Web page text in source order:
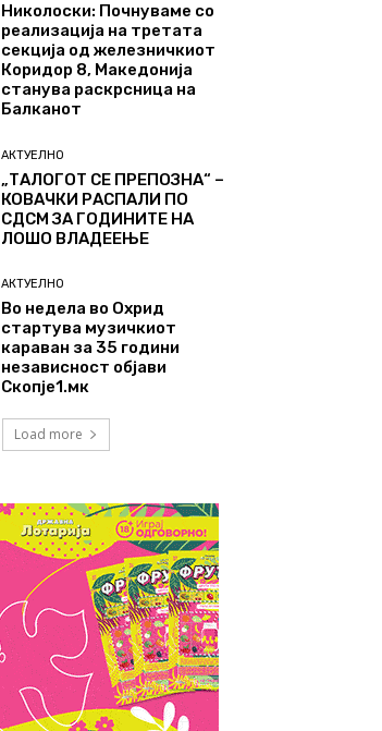
Николоски: Почнуваме со
реализација на третата
секција од железничкиот
Коридор 8, Македонија
станува раскрсница на
Балканот
АКТУЕЛНО
„ТАЛОГОТ СЕ ПРЕПОЗНА“ –
КОВАЧКИ РАСПАЛИ ПО
СДСМ ЗА ГОДИНИТЕ НА
ЛОШО ВЛАДЕЕЊЕ
АКТУЕЛНО
Во недела во Охрид
стартува музичкиот
караван за 35 години
независност објави
Скопје1.мк
Load more